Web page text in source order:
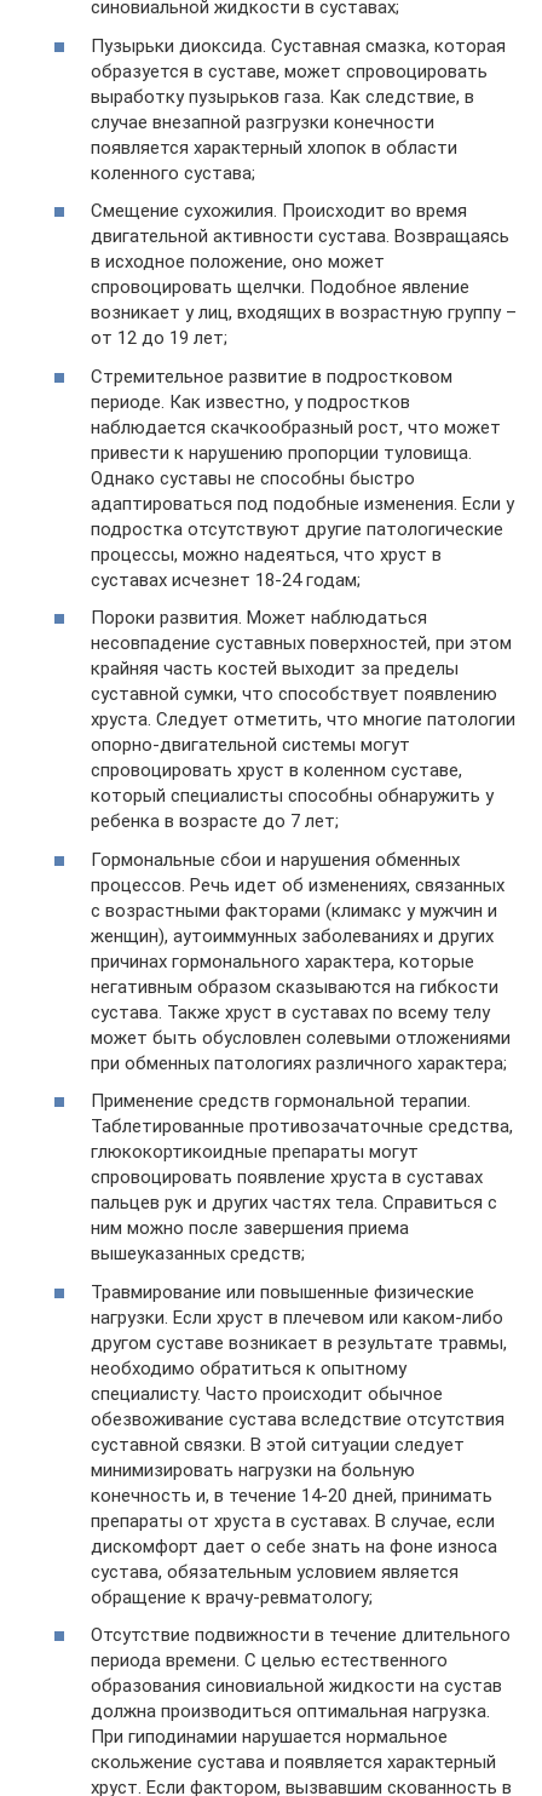
синовиальной жидкости в суставах;
Пузырьки диоксида. Суставная смазка, которая
образуется в суставе, может спровоцировать
выработку пузырьков газа. Как следствие, в
случае внезапной разгрузки конечности
появляется характерный хлопок в области
коленного сустава;
Смещение сухожилия. Происходит во время
двигательной активности сустава. Возвращаясь
в исходное положение, оно может
спровоцировать щелчки. Подобное явление
возникает у лиц, входящих в возрастную группу –
от 12 до 19 лет;
Стремительное развитие в подростковом
периоде. Как известно, у подростков
наблюдается скачкообразный рост, что может
привести к нарушению пропорции туловища.
Однако суставы не способны быстро
адаптироваться под подобные изменения. Если у
подростка отсутствуют другие патологические
процессы, можно надеяться, что хруст в
суставах исчезнет 18-24 годам;
Пороки развития. Может наблюдаться
несовпадение суставных поверхностей, при этом
крайняя часть костей выходит за пределы
суставной сумки, что способствует появлению
хруста. Следует отметить, что многие патологии
опорно-двигательной системы могут
спровоцировать хруст в коленном суставе,
который специалисты способны обнаружить у
ребенка в возрасте до 7 лет;
Гормональные сбои и нарушения обменных
процессов. Речь идет об изменениях, связанных
с возрастными факторами (климакс у мужчин и
женщин), аутоиммунных заболеваниях и других
причинах гормонального характера, которые
негативным образом сказываются на гибкости
сустава. Также хруст в суставах по всему телу
может быть обусловлен солевыми отложениями
при обменных патологиях различного характера;
Применение средств гормональной терапии.
Таблетированные противозачаточные средства,
глюкокортикоидные препараты могут
спровоцировать появление хруста в суставах
пальцев рук и других частях тела. Справиться с
ним можно после завершения приема
вышеуказанных средств;
Травмирование или повышенные физические
нагрузки. Если хруст в плечевом или каком-либо
другом суставе возникает в результате травмы,
необходимо обратиться к опытному
специалисту. Часто происходит обычное
обезвоживание сустава вследствие отсутствия
суставной связки. В этой ситуации следует
минимизировать нагрузки на больную
конечность и, в течение 14-20 дней, принимать
препараты от хруста в суставах. В случае, если
дискомфорт дает о себе знать на фоне износа
сустава, обязательным условием является
обращение к врачу-ревматологу;
Отсутствие подвижности в течение длительного
периода времени. С целью естественного
образования синовиальной жидкости на сустав
должна производиться оптимальная нагрузка.
При гиподинамии нарушается нормальное
скольжение сустава и появляется характерный
хруст. Если фактором, вызвавшим скованность в